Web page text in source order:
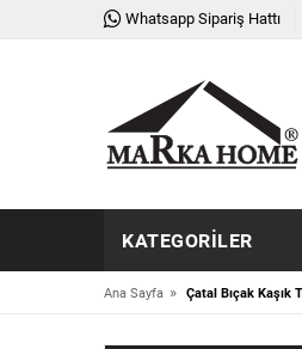
Whatsapp Sipariş Hattı
KATEGORILER
Ana Sayfa » Çatal Bıçak Kaşık